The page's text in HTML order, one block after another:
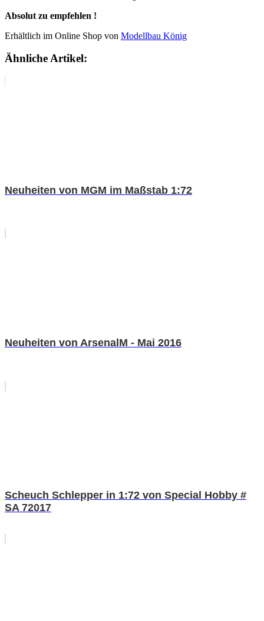
Absolut zu empfehlen !
Erhältlich im Online Shop von Modellbau König
Ähnliche Artikel:
Neuheiten von MGM im Maßstab 1:72
Neuheiten von ArsenalM - Mai 2016
Scheuch Schlepper in 1:72 von Special Hobby #
SA 72017